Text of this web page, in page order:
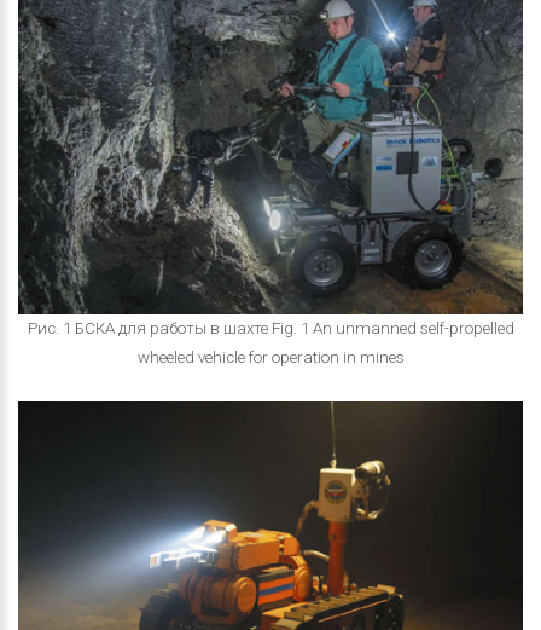
Рис. 1 БСКА для работы в шахте Fig. 1 An unmanned self-propelled
wheeled vehicle for operation in mines